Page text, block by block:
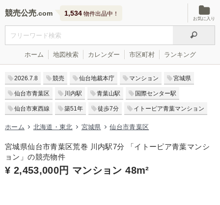
競売公売 1,534 物件出品中！
お気に入り
ホーム 地図検索 カレンダー 市区町村 ランキング
2026.7.8 競売 仙台地裁本庁 マンション 宮城県
仙台市青葉区 川内駅 青葉山駅 国際センター駅
仙台市東西線 築51年 徒歩7分 イトーピア青葉マンション
ホーム 北海道・東北 宮城県 仙台市青葉区
宮城県仙台市青葉区荒巻 川内駅7分 「イトーピア青葉マンシ
ョン」の競売物件
¥ 2,453,000円 マンション 48m²